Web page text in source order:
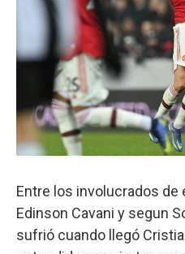
Entre los involucrados
Edinson Cavani y segun
sufrió cuando llegó